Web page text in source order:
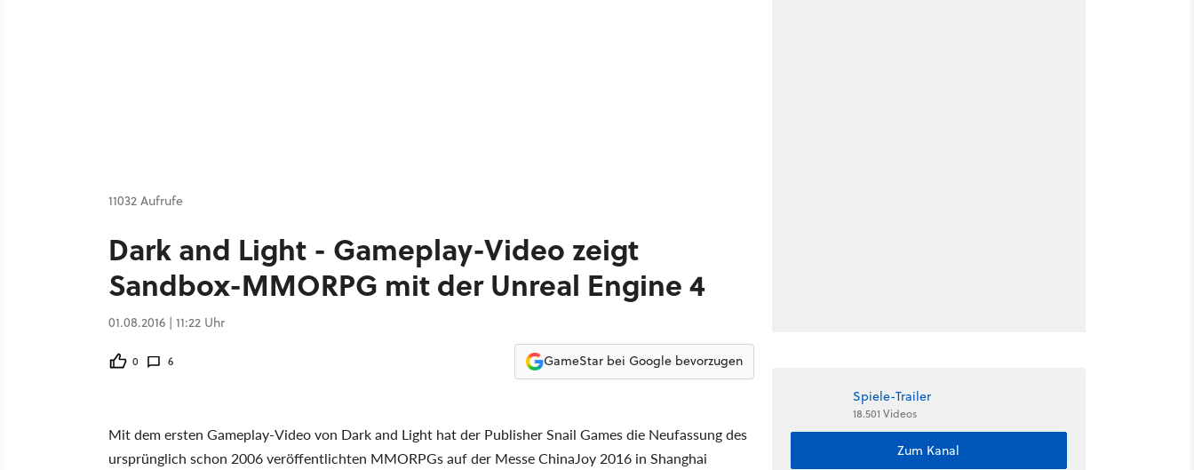
11032 Aufrufe
Dark and Light - Gameplay-Video zeigt
Sandbox-MMORPG mit der Unreal Engine 4
01.08.2016 | 11:22 Uhr
0 6 GameStar bei Google bevorzugen
Mit dem ersten Gameplay-Video von Dark and Light hat der Publisher Snail Games die Neufassung des
ursprünglich schon 2006 veröffentlichten MMORPGs auf der Messe ChinaJoy 2016 in Shanghai
Spiele-Trailer
18.501 Videos
Zum Kanal